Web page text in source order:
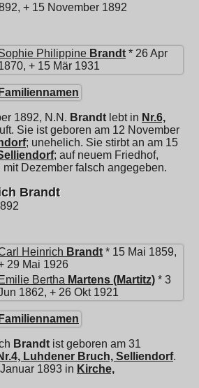
+ 15 November 1892
Philippine Brandt * 26 Apr
+ 15 Mär 1931
Familiennamen
1892, N.N. Brandt lebt in Nr.6,
Sie ist geboren am 12 November
; unehelich. Sie stirbt an am 15
; auf neuem Friedhof,
Dezember falsch angegeben.
Brandt
Heinrich Brandt * 15 Mai 1859,
29 Mai 1926
Emilie Bertha Martens (Martitz) * 3
1862, + 26 Okt 1921
Familiennamen
Brandt ist geboren am 31
Luhdener Bruch, Selliendorf.
1893 in Kirche,